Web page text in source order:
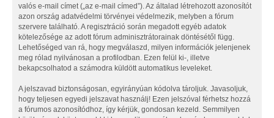
valós e-mail címet („az e-mail címed”). Az általad létrehozott azonosítót
azon ország adatvédelmi törvényei védelmezik, melyben a fórum
szervere található. A regisztráció során megadott egyéb adatok
kötelezősége az adott fórum adminisztrátorainak döntésétől függ.
Lehetőséged van rá, hogy megválaszd, milyen információk jelenjenek
meg rólad nyilvánosan a profilodban. Ezen felül ki-, illetve
bekapcsolhatod a számodra küldött automatikus leveleket.
A jelszavad biztonságosan, egyirányúan kódolva tároljuk. Javasoljuk,
hogy teljesen egyedi jelszavat használj! Ezen jelszóval férhetsz hozzá
a fórumos azonosítódhoz, így kérjük, gondosan kezeld. Semmilyen